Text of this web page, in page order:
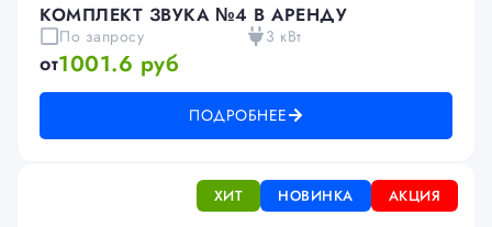
КОМПЛЕКТ ЗВУКА №4 В АРЕНДУ
По запросу 3 кВт
от1001.6 руб
ПОДРОБНЕЕ
АКЦИЯ
НОВИНКА
ХИТ